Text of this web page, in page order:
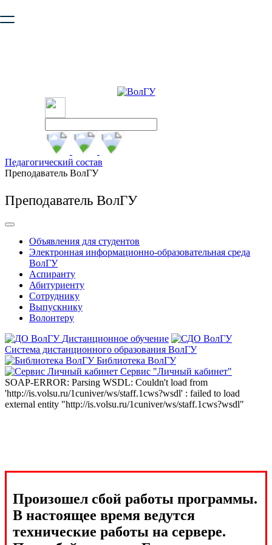
безопасную работу с сайтом. Пожалуйста
Педагогический состав
Преподаватель ВолГУ
Преподаватель ВолГУ
Объявления для студентов
Электронная информационно-образовательная среда
ВолГУ
Аспиранту
Абитуриенту
Сотруднику
Выпускнику
Волонтеру
Дистанционное обучение
Система дистанционного образования ВолГУ
Библиотека ВолГУ
Сервис "Личный кабинет"
SOAP-ERROR: Parsing WSDL: Couldn't load from
'http://is.volsu.ru/1cuniver/ws/staff.1cws?wsdl' : failed to load
external entity "http://is.volsu.ru/1cuniver/ws/staff.1cws?wsdl"
Произошел сбой работы программы.
В настоящее время ведутся
технические работы на сервере.